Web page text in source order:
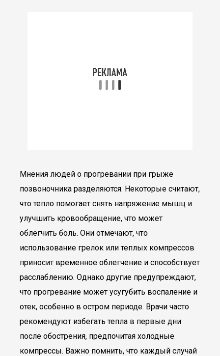
Мнения людей о прогревании при грыже
позвоночника разделяются. Некоторые считают,
что тепло помогает снять напряжение мышц и
улучшить кровообращение, что может
облегчить боль. Они отмечают, что
использование грелок или теплых компрессов
приносит временное облегчение и способствует
расслаблению. Однако другие предупреждают,
что прогревание может усугубить воспаление и
отек, особенно в остром периоде. Врачи часто
рекомендуют избегать тепла в первые дни
после обострения, предпочитая холодные
компрессы. Важно помнить, что каждый случай